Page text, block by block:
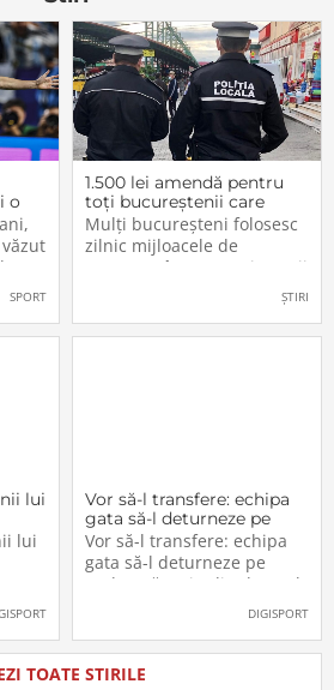
gand sa
o
SPORT
1.500 lei amendă pentru
toți bucureștenii care
refuză să facă acest lucru
acum, în 2026.
Mulți bucureșteni folosesc
zilnic mijloacele de
transport în comun, iar unii
dintre ei călătoresc adesea
cu autobuzul sau tramvaiul
fără a plăti un bilet. Iar în
ȘTIRI
lui
lui
Vor să-l transfere: echipa
gata să-l deturneze pe
Radu Drăgușin din drumul
către Juventus!
Vor să-l transfere: echipa
gata să-l deturneze pe
Radu Drăgușin din drumul
DIGISPORT
TOATE STIRILE